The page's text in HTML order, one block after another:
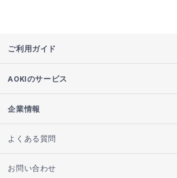
ご利用ガイド
AOKIのサービス
企業情報
よくある質問
お問い合わせ